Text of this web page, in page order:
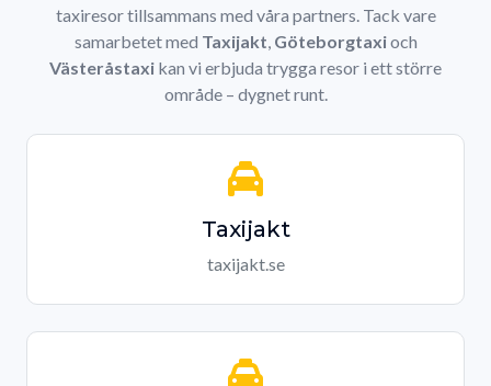
taxiresor tillsammans med våra partners. Tack vare
samarbetet med Taxijakt, Göteborgtaxioch
Västeråstaxi kan vi erbjuda trygga resor i ett större
område – dygnet runt.
Taxijakt
taxijakt.se